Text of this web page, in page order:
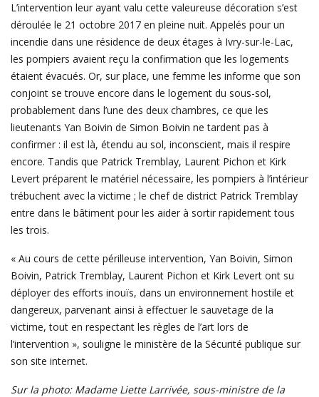
L’intervention leur ayant valu cette valeureuse décoration s’est
déroulée le 21 octobre 2017 en pleine nuit. Appelés pour un
incendie dans une résidence de deux étages à Ivry-sur-le-Lac,
les pompiers avaient reçu la confirmation que les logements
étaient évacués. Or, sur place, une femme les informe que son
conjoint se trouve encore dans le logement du sous-sol,
probablement dans l’une des deux chambres, ce que les
lieutenants Yan Boivin de Simon Boivin ne tardent pas à
confirmer : il est là, étendu au sol, inconscient, mais il respire
encore. Tandis que Patrick Tremblay, Laurent Pichon et Kirk
Levert préparent le matériel nécessaire, les pompiers à l’intérieur
trébuchent avec la victime ; le chef de district Patrick Tremblay
entre dans le bâtiment pour les aider à sortir rapidement tous
les trois.
« Au cours de cette périlleuse intervention, Yan Boivin, Simon
Boivin, Patrick Tremblay, Laurent Pichon et Kirk Levert ont su
déployer des efforts inouïs, dans un environnement hostile et
dangereux, parvenant ainsi à effectuer le sauvetage de la
victime, tout en respectant les règles de l’art lors de
l’intervention », souligne le ministère de la Sécurité publique sur
son site internet.
Sur la photo: Madame Liette Larrivée, sous-ministre de la